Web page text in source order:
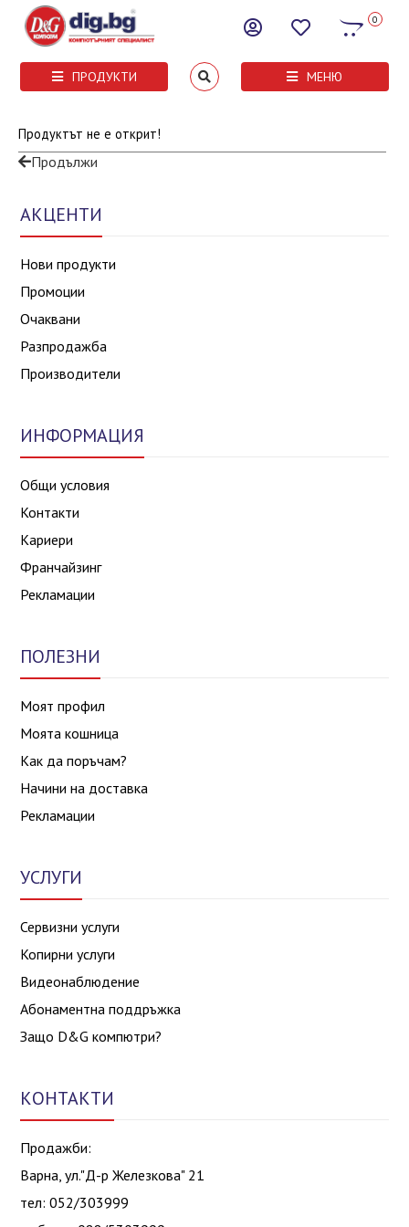
0
ПРОДУКТИ МЕНЮ
Продуктът не е открит!
Продължи
АКЦЕНТИ
Нови продукти
Промоции
Очаквани
Разпродажба
Производители
ИНФОРМАЦИЯ
Общи условия
Контакти
Кариери
Франчайзинг
Рекламации
ПОЛЕЗНИ
Моят профил
Моята кошница
Как да поръчам?
Начини на доставка
Рекламации
УСЛУГИ
Сервизни услуги
Копирни услуги
Видеонаблюдение
Абонаментна поддръжка
Защо D&G компютри?
КОНТАКТИ
Продажби:
Варна, ул."Д-р Железкова" 21
тел: 052/303999